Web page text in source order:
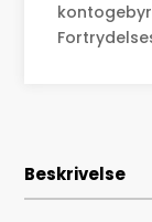
Drivmiddel
Højde
Beskrivelse